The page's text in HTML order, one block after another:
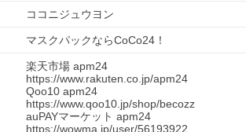
ココニジュウヨン
マスクパックならCoCo24！
楽天市場 apm24
https://www.rakuten.co.jp/apm24
Qoo10 apm24
https://www.qoo10.jp/shop/becozz
auPAYマーケット apm24
https://wowma.jp/user/56193922